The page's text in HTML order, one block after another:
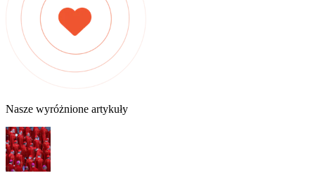
Nasze wyróżnione artykuły